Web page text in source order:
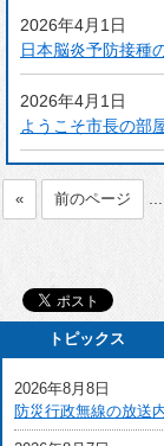
2026年4月1日
日本脳炎予防接種
2026年4月1日
ようこそ市長の部
« 前のページ
トピックス
2026年8月8日
防災行政無線の放送